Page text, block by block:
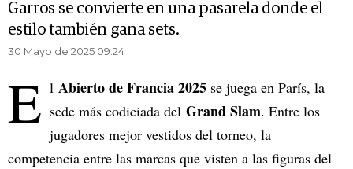
Garros se convierte en una pasarela donde el
estilo también gana sets.
30 Mayo de 2025 09.24
E l Abierto de Francia 2025 se juega en París, la
sede más codiciada del Grand Slam. Entre los
jugadores mejor vestidos del torneo, la
competencia entre las marcas que visten a las figuras del